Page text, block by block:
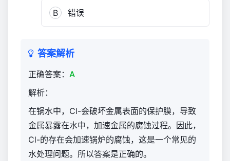
B 错误
答案解析
正确答案： A
解析：
在锅水中，Cl-会破坏金属表面的保护膜，导致
金属暴露在水中，加速金属的腐蚀过程。因此，
Cl-的存在会加速锅炉的腐蚀，这是一个常见的
水处理问题。所以答案是正确的。